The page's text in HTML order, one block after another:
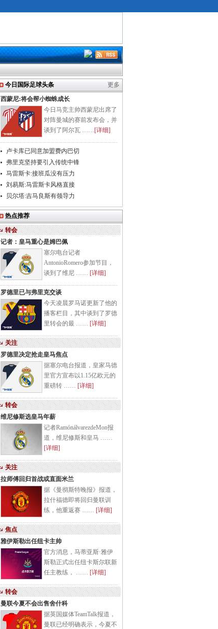
今日国际足球头条
更多
西蒙尼:将会帮小蜘蛛成长
今日马竞主帅西蒙尼出席了
对阵曼城的赛前发布会，并
谈到了阿尔瓦 ……[详细]
卢卡库已同意加盟费内巴切
弗里克坚持要引入传统中锋
马雷斯卡:接班瓜没有压力
刘易斯:马雷斯卡风格直接
贝尔塔:吉马良斯有领导力
热点推荐
转会
记者：皇马重心是姆巴佩
塞尔电台记者
AntonioRomero参加节目，
谈到了维尼 …… [详细]
罗德里已与弗里克交谈
今天凌晨罗马诺更新了他的
播客栏目，其中谈到了罗德
里转会的最 …… [详细]
关注
罗德里决定抢走皇马焦点
据塞尔电台报道，皇家马德
里官方宣布以1.15亿欧元的
重磅转 …… [详细]
转会
维尼修斯选皇马年薪
记者RamónálvarezdeMon报
道，维尼修斯和皇马 ……
[详细]
关注
拉师傅回归首战或直面米兰
据《曼彻斯特晚报》报道，
拉什福德即将回归曼联训
练，他重返赛 …… [详细]
焦点
雅伊斯勒出任纽卡主帅
官方消息，马蒂亚斯·雅伊
斯勒正式出任纽卡斯尔联新
任主教练， …… [详细]
转会
曼联今夏不会出售舍什科
据英国媒体TeamTalk报道，
曼联已经明确表示，今夏不